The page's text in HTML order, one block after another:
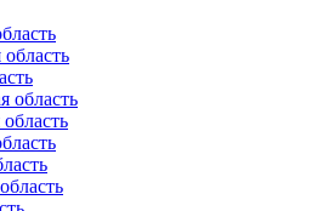
область
область